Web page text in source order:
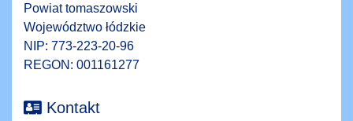
Powiat tomaszowski
Województwo łódzkie
NIP: 773-223-20-96
REGON: 001161277
Kontakt